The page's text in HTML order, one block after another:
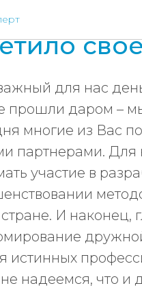
для нас
прошли даром –
многие из Вас
партнерами. Для
участие в
И наконец,
истинных
надеемся, что и